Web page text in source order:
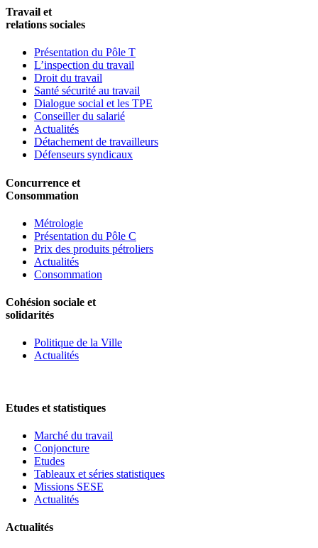
Travail et
relations sociales
Présentation du Pôle T
L’inspection du travail
Droit du travail
Santé sécurité au travail
Dialogue social et les TPE
Conseiller du salarié
Actualités
Détachement de travailleurs
Défenseurs syndicaux
Concurrence et
Consommation
Métrologie
Présentation du Pôle C
Prix des produits pétroliers
Actualités
Consommation
Cohésion sociale et
solidarités
Politique de la Ville
Actualités
Etudes et statistiques
Marché du travail
Conjoncture
Etudes
Tableaux et séries statistiques
Missions SESE
Actualités
Actualités